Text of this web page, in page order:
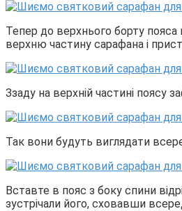
Тепер до верхнього борту пояса
верхню частину сарафана і
Ззаду на верхній частині поясу
Так вони будуть виглядати
Вставте в пояс з боку спини
зустрічали його, сховавши